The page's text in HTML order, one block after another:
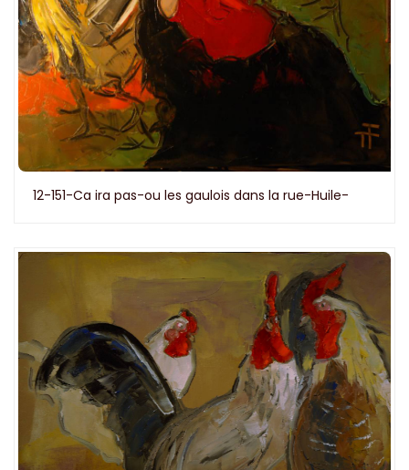
12-151-Ca ira pas-ou les gaulois dans la rue-Huile-